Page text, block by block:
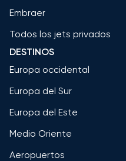
Embraer
Todos los jets privados
DESTINOS
Europa occidental
Europa del Sur
Europa del Este
Medio Oriente
Aeropuertos